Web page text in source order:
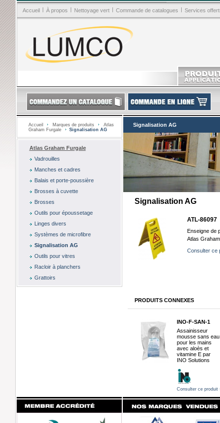
Accueil | À propos | Nettoyage vert | Commande de catalogues | Services
Accueil Marques de produits
Atlas
Graham Furgale
Signalisation AG
Atlas Graham Furgale
Vadrouilles
Manches et cadres
Balais et porte-poussière
Brosses à cuvette
Brosses
Outils pour époussetage
Linges divers
Systèmes de microfibre
Signalisation AG
Outils pour vitres
Racloir à planchers
Grattoirs
Signalisation AG
Signalisation AG
ATL-86097
Enseigne de
Atlas
Consulter ce
PRODUITS CONNEXES
INO-F-SAN-1
Assainisseur
mousse sans eau
pour les mains
avec aloès et
vitamine E par
INO Solutions
Consulter ce produit